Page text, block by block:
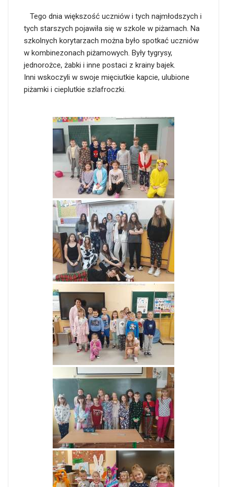
Tego dnia większość uczniów i tych najmłodszych i
tych starszych pojawiła się w szkole w piżamach. Na
szkolnych korytarzach można było spotkać uczniów
w kombinezonach piżamowych. Były tygrysy,
jednorożce, żabki i inne postaci z krainy bajek.
Inni wskoczyli w swoje mięciutkie kapcie, ulubione
piżamki i cieplutkie szlafroczki.